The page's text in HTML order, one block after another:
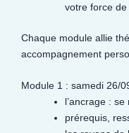
votre force de
Chaque module allie
accompagnement
Module 1 : samedi 26/
l’ancrage :
prérequis,